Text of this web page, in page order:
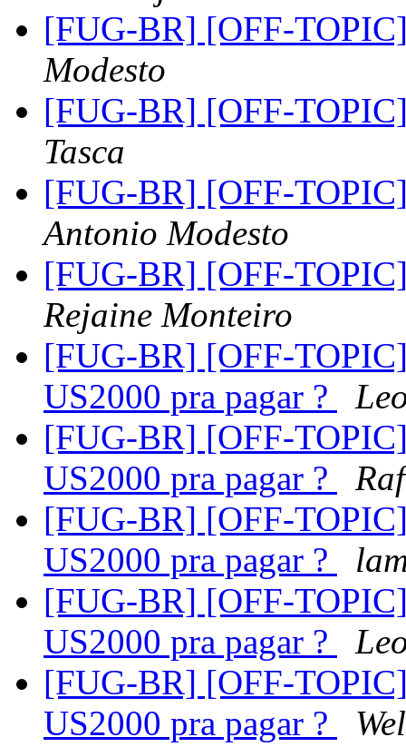
[FUG-BR] [OFF-
Modesto
[FUG-BR] [OFF-
Tasca
[FUG-BR] [OFF-
Antonio Modesto
[FUG-BR] [OFF-
Rejaine Monteiro
[FUG-BR] [OFF-
US2000 pra pagar ?
[FUG-BR] [OFF-
US2000 pra pagar ?
[FUG-BR] [OFF-
US2000 pra pagar ?
[FUG-BR] [OFF-
US2000 pra pagar ?
[FUG-BR] [OFF-
US2000 pra pagar ?